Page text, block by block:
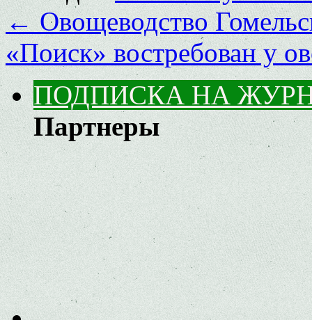
←Овощеводство
«Поиск» востребован у
ПОДПИСКА НА
Партнеры